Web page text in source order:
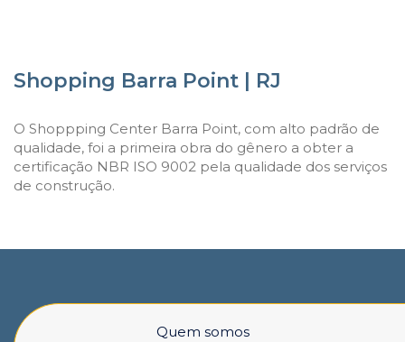
Shopping Barra Point | RJ
O Shoppping Center Barra Point, com alto padrão de
qualidade, foi a primeira obra do gênero a obter a
certificação NBR ISO 9002 pela qualidade dos serviços
de construção.
Quem somos